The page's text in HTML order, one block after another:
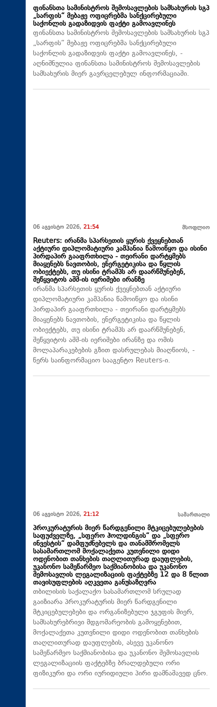
ფინანსთა სამინისტროს შემოსავლების სამსახურის სგპ
„სარფის“ მებაჟე ოფიცრებმა სანქცირებული
საქონლის გადაზიდვის ფაქტი გამოავლინეს
ფინანსთა სამინისტროს შემოსავლების სამსახურის სგპ
„სარფის“ მებაჟე ოფიცრებმა სანქცირებული
საქონლის გადაზიდვის ფაქტი გამოავლინეს, -
აღნიშნულია ფინანსთა სამინისტროს შემოსავლების
სამსახურის მიერ გავრცელებულ ინფორმაციაში.
06 აგვისტო 2026, 21:54 მსოფლიო
Reuters: ირანმა სპარსეთის ყურის ქვეყნებთან
აქტიური დიპლომატიური კამპანია წამოიწყო და ისინი
პირდაპირ გააფრთხილა - თეირანი დარტყმებს
მიაყენებს ნავთობის, ენერგეტიკისა და წყლის
ობიექტებს, თუ ისინი ტრამპს არ დაარწმუნებენ,
შეწყვიტოს აშშ-ის იერიშები ირანზე
ირანმა სპარსეთის ყურის ქვეყნებთან აქტიური
დიპლომატიური კამპანია წამოიწყო და ისინი
პირდაპირ გააფრთხილა - თეირანი დარტყმებს
მიაყენებს ნავთობის, ენერგეტიკისა და წყლის
ობიექტებს, თუ ისინი ტრამპს არ დაარწმუნებენ,
შეწყვიტოს აშშ-ის იერიშები ირანზე და ომის
მოლაპარაკებების გზით დასრულებას მიაღწიოს, -
წერს საინფორმაციო სააგენტო Reuters-ი.
06 აგვისტო 2026, 21:12 სამართალი
პროკურატურის მიერ წარდგენილი მტკიცებულებების
საფუძველზე, „სფერო ჰოლდინგის“ და „სფერო
ინვესტის“ დამფუძნებელს და თანამშრომელს
სასამართლომ მოქალაქეთა კუთვნილი დიდი
ოდენობით თანხების თაღლითურად დაუფლების,
უკანონო სამეწარმეო საქმიანობისა და უკანონო
შემოსავლის ლეგალიზაციის ფაქტებზე 12 და 8 წლით
თავისუფლების აღკვეთა განუსაზღვრა
თბილისის საქალაქო სასამართლომ სრულად
გაიზიარა პროკურატურის მიერ წარდგენილი
მტკიცებულებები და ორგანიზებული ჯგუფის მიერ,
სამსახურებრივი მდგომარეობის გამოყენებით,
მოქალაქეთა კუთვნილი დიდი ოდენობით თანხების
თაღლითურად დაუფლების, ასევე უკანონო
სამეწარმეო საქმიანობისა და უკანონო შემოსავლის
ლეგალიზაციის ფაქტებზე ბრალდებული ორი
ფიზიკური და ორი იურიდიული პირი დამნაშავედ ცნო.